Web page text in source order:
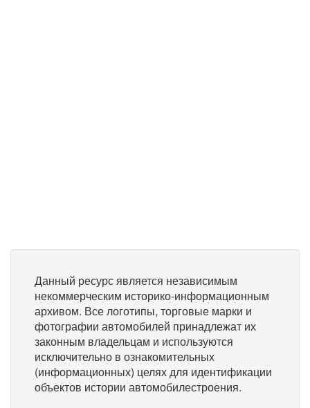
Данный ресурс является независимым
некоммерческим историко-информационным
архивом. Все логотипы, торговые марки и
фотографии автомобилей принадлежат их
законным владельцам и используются
исключительно в ознакомительных
(информационных) целях для идентификации
объектов истории автомобилестроения.